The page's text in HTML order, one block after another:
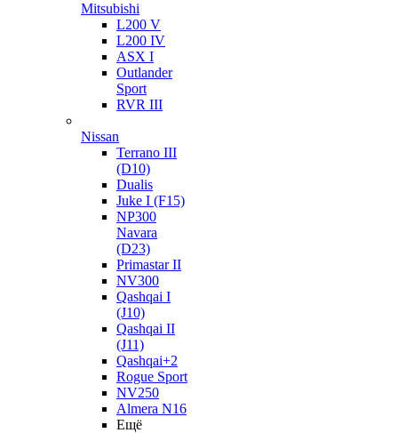
Mitsubishi
L200 V
L200 IV
ASX I
Outlander
Sport
RVR III
Nissan
Terrano III
(D10)
Dualis
Juke I (F15)
NP300
Navara
(D23)
Primastar II
NV300
Qashqai I
(J10)
Qashqai II
(J11)
Qashqai+2
Rogue Sport
NV250
Almera N16
Ещё